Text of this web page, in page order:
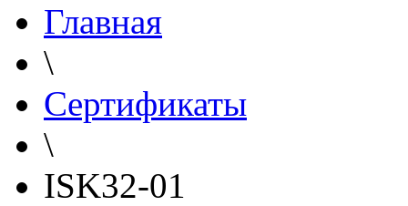
Главная
\
Сертификаты
\
ISK32-01